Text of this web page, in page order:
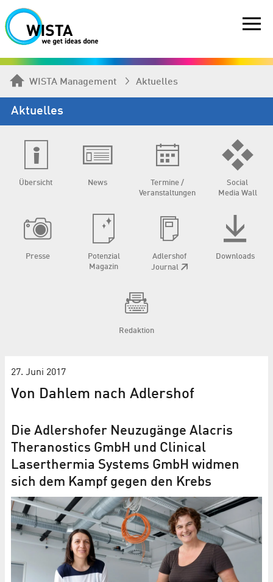
WISTA Management Aktuelles
Aktuelles
Übersicht News
Termine /
Veranstaltungen
Social
Media Wall
Presse
Potenzial
Magazin
Adlershof
Journal
Downloads
Redaktion
27. Juni 2017
Von Dahlem nach Adlershof
Die Adlershofer Neuzugänge Alacris
Theranostics GmbH und Clinical
Laserthermia Systems GmbH widmen
sich dem Kampf gegen den Krebs